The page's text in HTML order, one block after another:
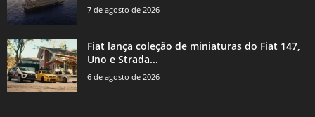
7 de agosto de 2026
Fiat lança coleção de miniaturas do Fiat 147,
Uno e Strada...
6 de agosto de 2026